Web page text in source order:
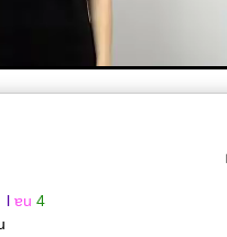
l ɐu 4